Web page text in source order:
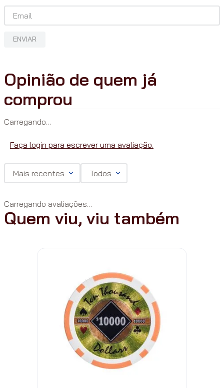
ENVIAR
Carregando…
Faça login para escrever uma avaliação.
Mais recentes Todos
Carregando avaliações…
Quem viu, viu também